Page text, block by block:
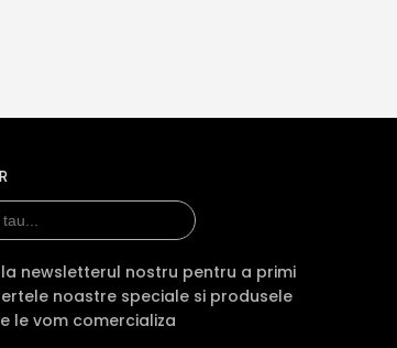
newsletterul nostru pentru a primi
noastre speciale si produsele
le vom comercializa